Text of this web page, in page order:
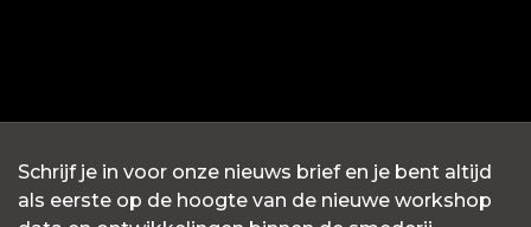
Schrijf je in voor onze nieuws brief en je bent altijd
als eerste op de hoogte van de nieuwe workshop